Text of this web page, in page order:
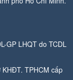
GP LHQT do TCDL
TPHCM cấp